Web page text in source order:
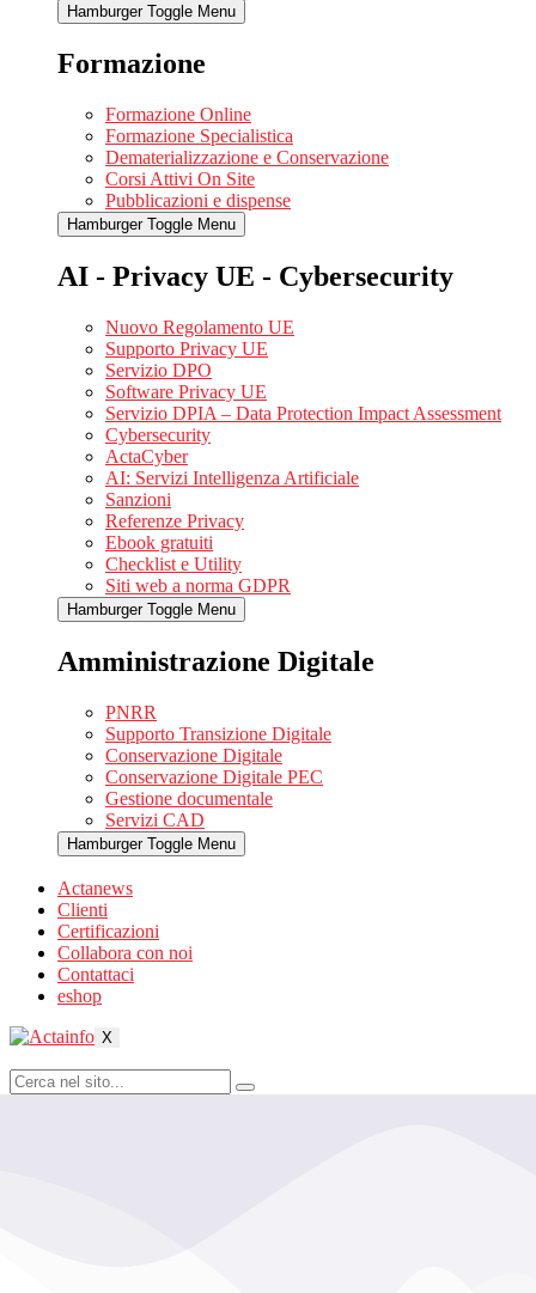
Hamburger Toggle Menu
Formazione
Formazione Online
Formazione Specialistica
Dematerializzazione e Conservazione
Corsi Attivi On Site
Pubblicazioni e dispense
Hamburger Toggle Menu
AI - Privacy UE - Cybersecurity
Nuovo Regolamento UE
Supporto Privacy UE
Servizio DPO
Software Privacy UE
Servizio DPIA – Data Protection Impact Assessment
Cybersecurity
ActaCyber
AI: Servizi Intelligenza Artificiale
Sanzioni
Referenze Privacy
Ebook gratuiti
Checklist e Utility
Siti web a norma GDPR
Hamburger Toggle Menu
Amministrazione Digitale
PNRR
Supporto Transizione Digitale
Conservazione Digitale
Conservazione Digitale PEC
Gestione documentale
Servizi CAD
Hamburger Toggle Menu
Actanews
Clienti
Certificazioni
Collabora con noi
Contattaci
eshop
X